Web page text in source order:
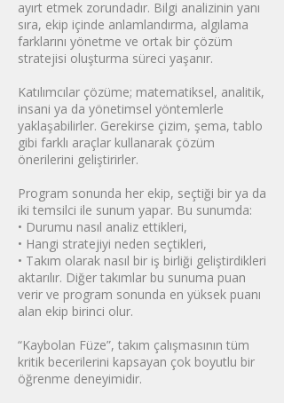
ayırt etmek zorundadır. Bilgi analizinin yanı
sıra, ekip içinde anlamlandırma, algılama
farklarını yönetme ve ortak bir çözüm
stratejisi oluşturma süreci yaşanır.
Katılımcılar çözüme; matematiksel, analitik,
insani ya da yönetimsel yöntemlerle
yaklaşabilirler. Gerekirse çizim, şema, tablo
gibi farklı araçlar kullanarak çözüm
önerilerini geliştirirler.
Program sonunda her ekip, seçtiği bir ya da
iki temsilci ile sunum yapar. Bu sunumda:
• Durumu nasıl analiz ettikleri,
• Hangi stratejiyi neden seçtikleri,
• Takım olarak nasıl bir iş birliği geliştirdikleri
aktarılır. Diğer takımlar bu sunuma puan
verir ve program sonunda en yüksek puanı
alan ekip birinci olur.
“Kaybolan Füze”, takım çalışmasının tüm
kritik becerilerini kapsayan çok boyutlu bir
öğrenme deneyimidir.